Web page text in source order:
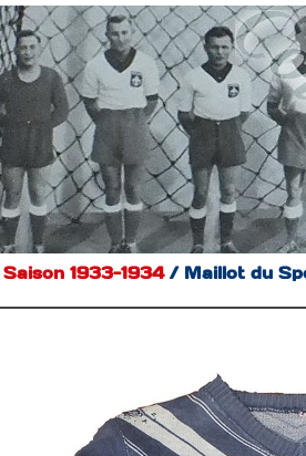
Saison 1933-1934/ Maillot du